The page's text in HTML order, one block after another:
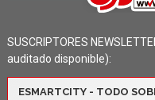
SUSCRIPTORES
auditado disponible):